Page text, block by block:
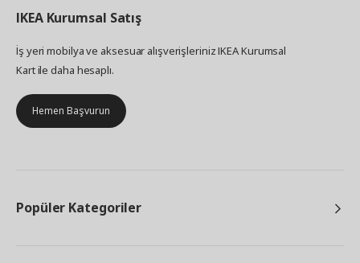
IKEA Kurumsal Satış
İş yeri mobilya ve aksesuar alışverişleriniz IKEA Kurumsal
Kart ile daha hesaplı.
Hemen Başvurun
Popüler Kategoriler